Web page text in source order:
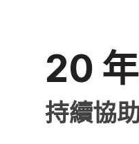
20
持續​協